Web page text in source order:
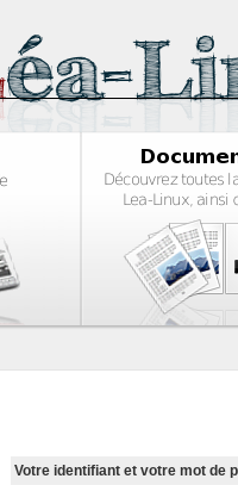
Votre identifiant et votre mot de